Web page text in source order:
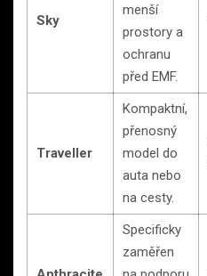
Sky
menší
prostory a
ochranu
před EMF.
Traveller
Kompaktní,
přenosný
model do
auta nebo
na cesty.
Specificky
zaměřen